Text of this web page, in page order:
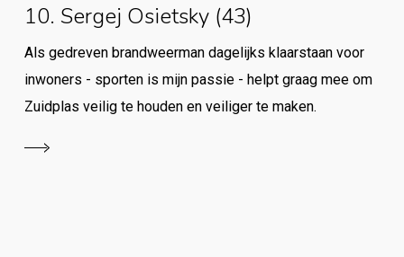
10. Sergej Osietsky (43)
Als gedreven brandweerman dagelijks klaarstaan voor
inwoners - sporten is mijn passie - helpt graag mee om
Zuidplas veilig te houden en veiliger te maken.